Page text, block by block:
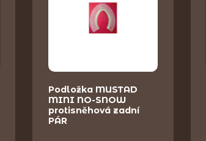
Podložka MUSTAD
MINI NO-SNOW
protisněhová zadní
PÁR